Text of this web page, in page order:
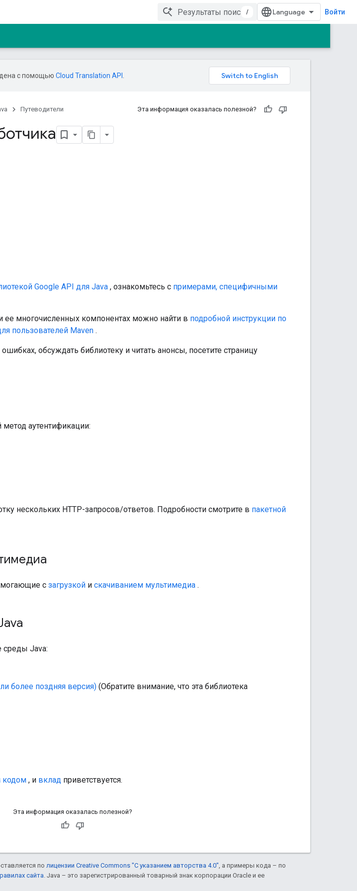
/ Войти
с помощью Cloud Translation API
Путеводители Эта информация оказалась полезной?
Google API для Java , ознакомьтесь с примерами, специфичными
ее многочисленных компонентах можно найти в подробной инструкции по
пользователей Maven .
обсуждать библиотеку и читать анонсы, посетите страницу
аутентификации:
нескольких HTTP-запросов/ответов. Подробности смотрите в пакетной
с загрузкой и скачиванием мультимедиа .
среды Java:
более поздняя версия) (Обратите внимание, что эта библиотека
кодом , и вклад приветствуется.
Эта информация оказалась полезной?
по лицензии Creative Commons "С указанием авторства 4.0" , а примеры кода – по
сайта . Java – это зарегистрированный товарный знак корпорации Oracle и ее